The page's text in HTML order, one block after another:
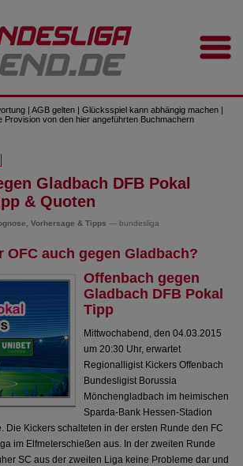
| AGB gelten | Glücksspiel kann abhängig machen |
Provision von den hier angeführten Buchmachern
Gladbach DFB Pokal
& Quoten
Vorhersage & Tipps — bundesliga
OFC auch gegen Gladbach?
Offenbach gegen
Gladbach DFB Pokal
Tipp
Mittwochabend, den 04.03.2015
um 20:30 Uhr, erwartet
Regionalligist Kickers Offenbach
Bundesligist Borussia
Mönchengladbach im heimischen
Sparda-Bank Hessen-Stadion
Die Kickers schalteten in der ersten Runde den FC
im Elfmeterschießen aus. In der zweiten Runde
SC aus der zweiten Liga keine Probleme dar und